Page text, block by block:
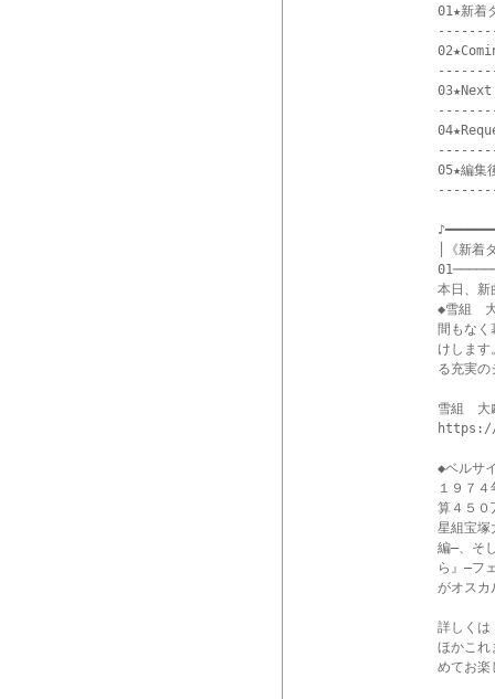
01★新着
05★編集
│《新着
本日、新
◆雪組　
間もなく
けします
る充実の
雪組　大
https://
◆ベルサ
１９７
算４５０
星組宝塚
編―、そ
ら』―フ
がオスカ
詳しくは
ほかこれ
めてお楽